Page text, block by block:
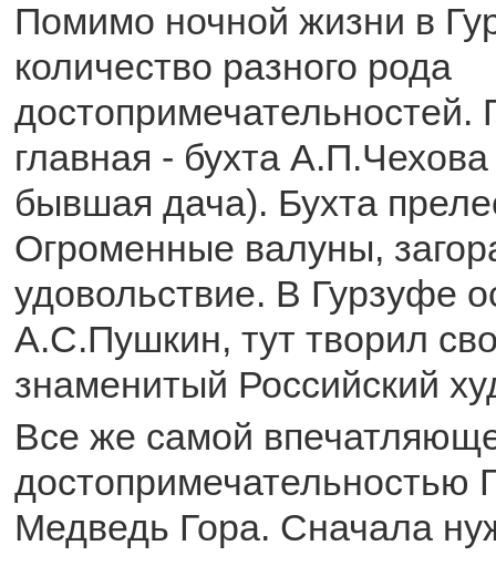
Помимо ночной жизни в
количество разного рода
главная - бухта
бывшая дача). Бухта
Огроменные валуны,
удовольствие. В Гурзуфе
А.С.Пушкин, тут творил
знаменитый Российский
Все же самой
достопримечательностью
Медведь Гора. Сначала